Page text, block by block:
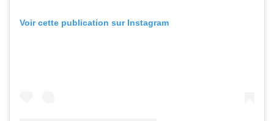
Voir cette publication sur Instagram